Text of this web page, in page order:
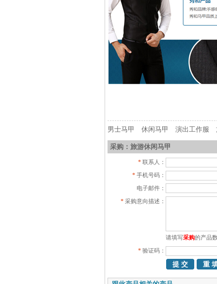
男士马甲 休闲马甲 演出工作服
采购：旅游休闲马甲
* 联系人：
* 手机号码：
电子邮件：
* 采购意向描述：
请填写采购的产品
* 验证码：